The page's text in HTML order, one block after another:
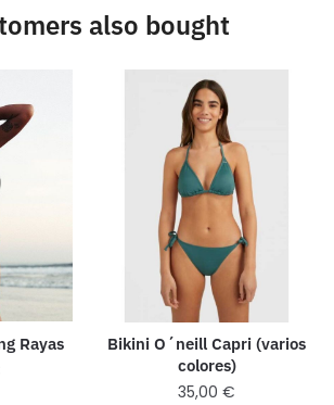
also bought
Rayas
Bikini O´neill Capri (varios
colores)
35,00€